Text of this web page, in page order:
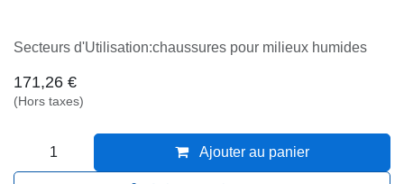
171,26€
Ajouter au panier